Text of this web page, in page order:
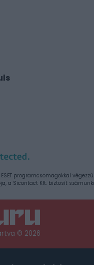
programcsomagokkal
a Sicontact Kft. biztosít
© 2026